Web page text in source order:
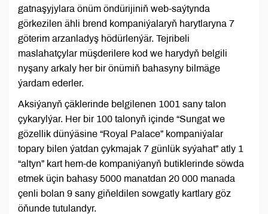
gatnaşyjylara önüm öndürijiniň web-saýtynda
görkezilen ähli brend kompaniýalaryň harytlaryna 7
göterim arzanladyş hödürlenýär. Tejribeli
maslahatçylar müşderilere kod we harydyň belgili
nyşany arkaly her bir önümiň bahasyny bilmäge
ýardam ederler.
Aksiýanyň çäklerinde belgilenen 1001 sany talon
çykarylýar. Her bir 100 talonyň içinde “Sungat we
gözellik dünýäsine “Royal Palace” kompaniýalar
topary bilen ýatdan çykmajak 7 günlük syýahat” atly 1
“altyn” kart hem-de kompaniýanyň butiklerinde söwda
etmek üçin bahasy 5000 manatdan 20 000 manada
çenli bolan 9 sany giňeldilen sowgatly kartlary göz
öňunde tutulandyr.